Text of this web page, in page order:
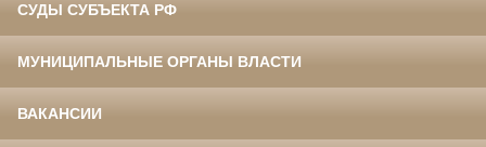
СУДЫ СУБЪЕКТА РФ
МУНИЦИПАЛЬНЫЕ ОРГАНЫ ВЛАСТИ
ВАКАНСИИ